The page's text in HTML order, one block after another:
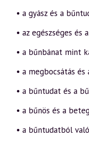
• a gyász és a
• az egészséges és
• a bűnbánat mint
• a megbocsátás
• a bűntudat és a
• a bűnös és a
• a bűntudatból